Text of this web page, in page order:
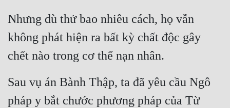
Nhưng dù thử bao nhiêu cách, họ vẫn
không phát hiện ra bất kỳ chất độc gây
chết nào trong cơ thể nạn nhân.
Sau vụ án Bành Thập, ta đã yêu cầu Ngô
pháp y bắt chước phương pháp của Từ